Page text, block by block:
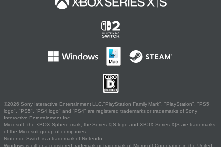
©2026 Sony Interactive Entertainment LLC."PlayStation Family Mark", "PlayStation", "PS5
logo", "PS5", "PS4 logo" and "PS4" are registered trademarks or trademarks of Sony
Interactive Entertainment Inc.
Microsoft, the XBOX Sphere mark, the Series X|S logo and XBOX Series X|S are trademarks
of the Microsoft group of companies.
Nintendo Switch is a trademark of Nintendo.
Windows is either a registered trademark or trademark of Microsoft Corporation in the United